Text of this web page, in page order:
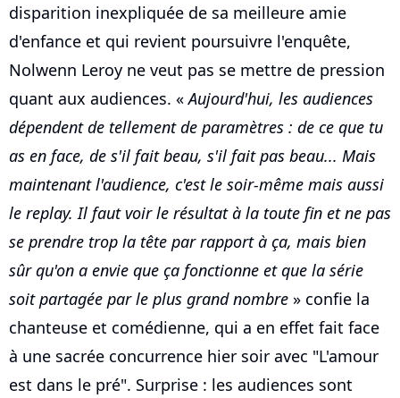
disparition inexpliquée de sa meilleure amie
d'enfance et qui revient poursuivre l'enquête,
Nolwenn Leroy ne veut pas se mettre de pression
quant aux audiences. «Aujourd'hui, les audiences
dépendent de tellement de paramètres : de ce que tu
as en face, de s'il fait beau, s'il fait pas beau... Mais
maintenant l'audience, c'est le soir-même mais aussi
le replay. Il faut voir le résultat à la toute fin et ne pas
se prendre trop la tête par rapport à ça, mais bien
sûr qu'on a envie que ça fonctionne et que la série
soit partagée par le plus grand nombre » confie la
chanteuse et comédienne, qui a en effet fait face
à une sacrée concurrence hier soir avec "L'amour
est dans le pré". Surprise : les audiences sont